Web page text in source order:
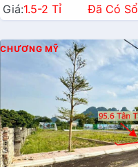
Giá:1.5-2 Tỉ Đã Có Sổ
CHƯƠNG MỸ